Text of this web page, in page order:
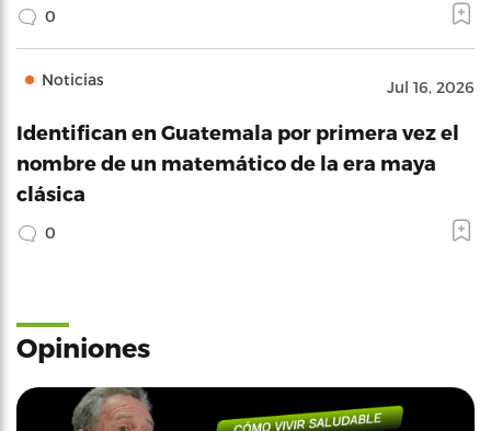
0
Noticias Jul 16, 2026
Identifican en Guatemala por primera vez el
nombre de un matemático de la era maya
clásica
0
Opiniones